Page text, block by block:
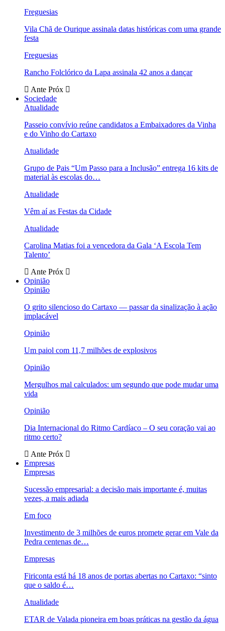
Freguesias
Vila Chã de Ourique assinala datas históricas com uma grande
festa
Freguesias
Rancho Folclórico da Lapa assinala 42 anos a dançar
Ante Próx
Sociedade
Atualidade
Passeio convívio reúne candidatos a Embaixadores da Vinha
e do Vinho do Cartaxo
Atualidade
Grupo de Pais “Um Passo para a Inclusão” entrega 16 kits de
material às escolas do…
Atualidade
Vêm aí as Festas da Cidade
Atualidade
Carolina Matias foi a vencedora da Gala ‘A Escola Tem
Talento’
Ante Próx
Opinião
Opinião
O grito silencioso do Cartaxo — passar da sinalização à ação
implacável
Opinião
Um paiol com 11,7 milhões de explosivos
Opinião
Mergulhos mal calculados: um segundo que pode mudar uma
vida
Opinião
Dia Internacional do Ritmo Cardíaco – O seu coração vai ao
ritmo certo?
Ante Próx
Empresas
Empresas
Sucessão empresarial: a decisão mais importante é, muitas
vezes, a mais adiada
Em foco
Investimento de 3 milhões de euros promete gerar em Vale da
Pedra centenas de…
Empresas
Firiconta está há 18 anos de portas abertas no Cartaxo: “sinto
que o saldo é…
Atualidade
ETAR de Valada pioneira em boas práticas na gestão da água